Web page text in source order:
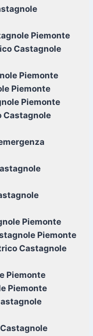
Piemonte
Castagnole
Piemonte
Piemonte
Piemonte
Castagnole
Piemonte
Piemonte
Castagnole
Piemonte
Piemonte